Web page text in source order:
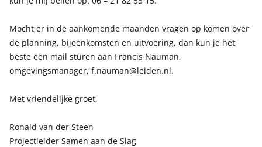
Mocht er in de aankomende maanden vragen op komen over
de planning, bijeenkomsten en uitvoering, dan kun je het
beste een mail sturen aan Francis Nauman,
omgevingsmanager, f.nauman@leiden.nl.
Met vriendelijke groet,
Ronald van der Steen
Projectleider Samen aan de Slag